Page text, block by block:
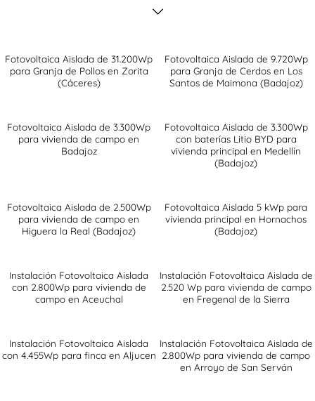
Fotovoltaica Aislada de 31.200Wp
para Granja de Pollos en Zorita
(Cáceres)
Fotovoltaica Aislada de 9.720Wp
para Granja de Cerdos en Los
Santos de Maimona (Badajoz)
Fotovoltaica Aislada de 3.300Wp
para vivienda de campo en
Badajoz
Fotovoltaica Aislada de 3.300Wp
con baterías Litio BYD para
vivienda principal en Medellín
(Badajoz)
Fotovoltaica Aislada de 2.500Wp
para vivienda de campo en
Higuera la Real (Badajoz)
Fotovoltaica Aislada 5 kWp para
vivienda principal en Hornachos
(Badajoz)
Instalación Fotovoltaica Aislada
con 2.800Wp para vivienda de
campo en Aceuchal
Instalación Fotovoltaica Aislada de
2.520 Wp para vivienda de campo
en Fregenal de la Sierra
Instalación Fotovoltaica Aislada
con 4.455Wp para finca en Aljucen
Instalación Fotovoltaica Aislada de
2.800Wp para vivienda de campo
en Arroyo de San Serván